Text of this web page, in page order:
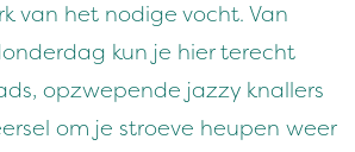
van het nodige vocht. Van
kun je hier terecht
opzwepende jazzy knallers
om je stroeve heupen weer